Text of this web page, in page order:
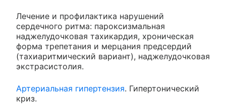
Лечение и профилактика нарушений
сердечного ритма: пароксизмальная
наджелудочковая тахикардия, хроническая
форма трепетания и мерцания предсердий
(тахиаритмический вариант), наджелудочковая
экстрасистолия.
Артериальная гипертензия. Гипертонический
криз.